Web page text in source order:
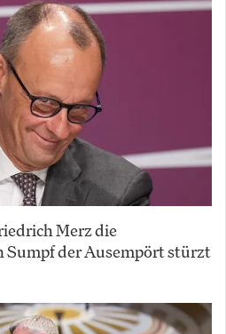
Merz die
Sumpf der Ausempört stürzt